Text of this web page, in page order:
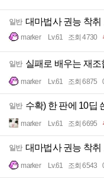
일반 대마법사 권능 착
marker Lv.61 조회 4730
일반 실패로 배우는 재조
marker Lv.61 조회 6875
일반 수확) 한 판에 10딥
marker Lv.61 조회 6695
일반 대마법사 권능 착취
marker Lv.61 조회 6543